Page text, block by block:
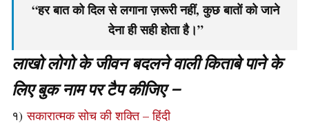
“हर बात को दिल से लगाना ज़रूरी नहीं, कुछ बातों को जाने
देना ही सही होता है।”
लाखो लोगो के जीवन बदलने वाली किताबे पाने के
लिए बुक नाम पर टैप कीजिए –
१)सकारात्मक सोच की शक्ति – हिंदी